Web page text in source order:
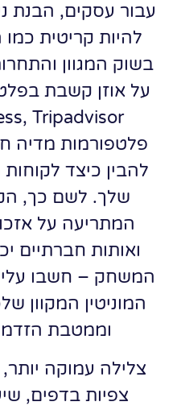
עבור עסקים, הבנת
להיות קריטית כמו
בשוק המגוון
פלטפורמות מדיה
להבין כיצד
שלך. לשם כך,
המתריעה על
ואותות חברתיים
המשחק – חשבו
המוניטין המקוון
וממטבת
צלילה עמוקה
צפיות בדפים,